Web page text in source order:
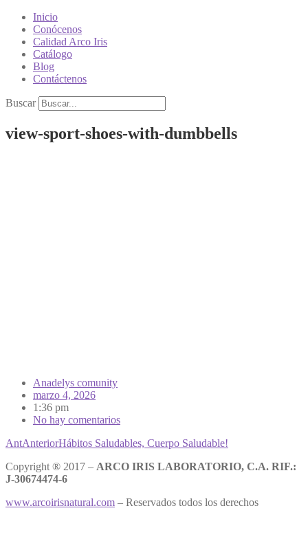
Inicio
Conócenos
Calidad Arco Iris
Catálogo
Blog
Contáctenos
Buscar
view-sport-shoes-with-dumbbells
Anadelys comunity
marzo 4, 2026
1:36 pm
No hay comentarios
AntAnteriorHábitos Saludables, Cuerpo Saludable!
Copyright ® 2017 – ARCO IRIS LABORATORIO, C.A. RIF.:
J-30674474-6
www.arcoirisnatural.com – Reservados todos los derechos